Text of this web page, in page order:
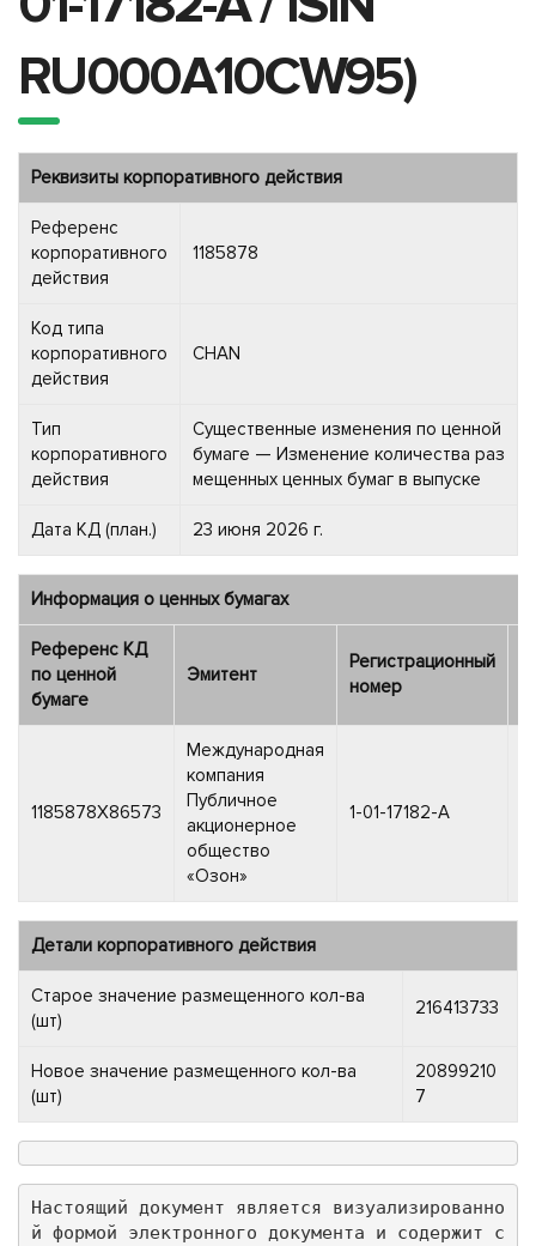
RU000A10CW95)
Реквизиты корпоративного действия
Референс
корпоративного
действия
1185878
Код типа
корпоративного
действия
CHAN
Тип
корпоративного
действия
Существенные изменения по ценной
бумаге — Изменение количества раз
мещенных ценных бумаг в выпуске
Дата КД (план.) 23 июня 2026 г.
Информация о ценных бумагах
Референс КД
по ценной
бумаге
Эмитент
Регистрационный
номер
1185878X86573
Международная
компания
Публичное
акционерное
общество
«Озон»
1-01-17182-A
Детали корпоративного действия
Старое значение размещенного кол-ва
(шт)
216413733
Новое значение размещенного кол-ва
(шт)
20899210
7
Настоящий документ является визуализированно
й формой электронного документа и содержит с